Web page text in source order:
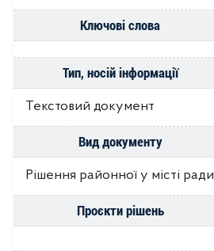
Ключові слова
Тип, носій інформації
Текстовий документ
Вид документу
Рішення районної у місті ради
Проєкти рішень